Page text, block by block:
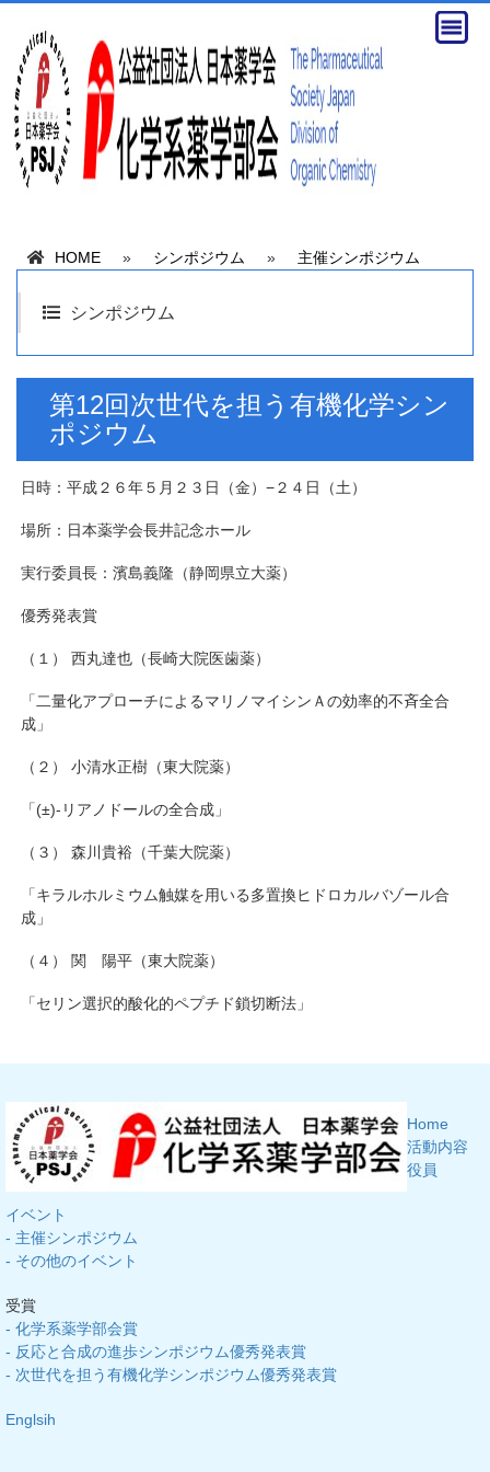
HOME » シンポジウム » 主催シンポジウム
シンポジウム
第12回次世代を担う有機化学シン
ポジウム
日時：平成２６年５月２３日（金）−２４日（土）
場所：日本薬学会長井記念ホール
実行委員長：濱島義隆（静岡県立大薬）
優秀発表賞
（１） 西丸達也（長崎大院医歯薬）
「二量化アプローチによるマリノマイシンＡの効率的不斉全合
成」
（２） 小清水正樹（東大院薬）
「(±)-リアノドールの全合成」
（３） 森川貴裕（千葉大院薬）
「キラルホルミウム触媒を用いる多置換ヒドロカルバゾール合
成」
（４） 関 陽平（東大院薬）
「セリン選択的酸化的ペプチド鎖切断法」
Home
活動内容
役員
イベント
- 主催シンポジウム
- その他のイベント
受賞
- 化学系薬学部会賞
- 反応と合成の進歩シンポジウム優秀発表賞
- 次世代を担う有機化学シンポジウム優秀発表賞
Englsih